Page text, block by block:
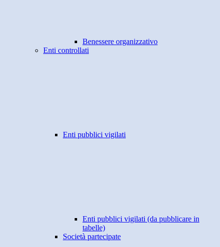
Benessere organizzativo
Enti controllati
Enti pubblici vigilati
Enti pubblici vigilati (da pubblicare in
tabelle)
Società partecipate